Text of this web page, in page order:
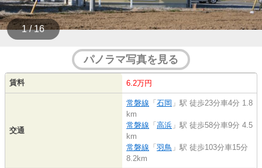
1 / 16
パノラマ写真を見る
賃料 6.2万円
交通
常磐線 「 石岡 」駅 徒歩23分車4分 1.8
km
常磐線 「 高浜 」駅 徒歩58分車9分 4.5
km
常磐線 「 羽鳥 」駅 徒歩103分車15分
8.2km